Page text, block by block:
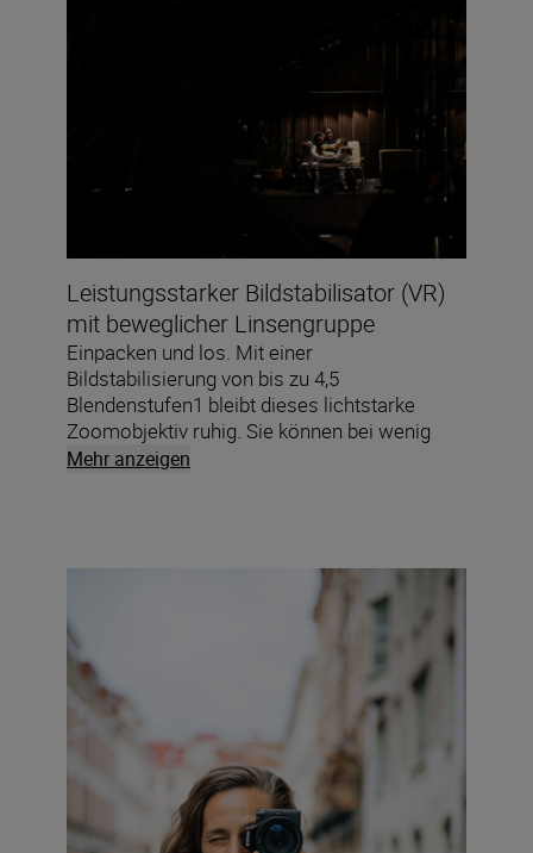
Leistungsstarker Bildstabilisator (VR)
mit beweglicher Linsengruppe
Einpacken und los. Mit einer
Bildstabilisierung von bis zu 4,5
Blendenstufen1 bleibt dieses lichtstarke
Zoomobjektiv ruhig. Sie können bei wenig
Licht schärfere Fotos aus der Hand machen
Mehr anzeigen